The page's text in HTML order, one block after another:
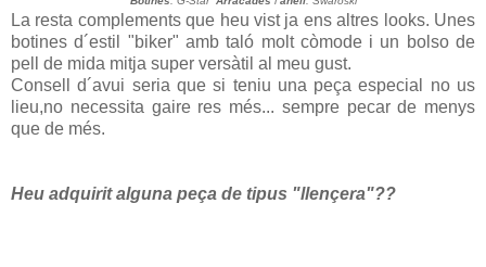
La resta complements que heu vist ja ens altres looks. Unes
botines d´estil "biker" amb taló molt còmode i un bolso de
pell de mida mitja super versàtil al meu gust.
Consell d´avui seria que si teniu una peça especial no us
lieu,no necessita gaire res més... sempre pecar de menys
que de més.
Heu adquirit alguna peça de tipus "llençera"??